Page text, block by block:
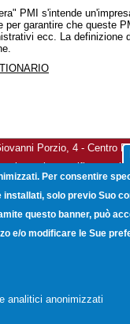
PMI s'intende
per garantire che queste
ecc. La definizione
Porzio, 4 - Centro
elettronica certificata:
Per consentire
solo previo Suo
questo banner, può
e/o modificare le Sue
analitici anonimizzati